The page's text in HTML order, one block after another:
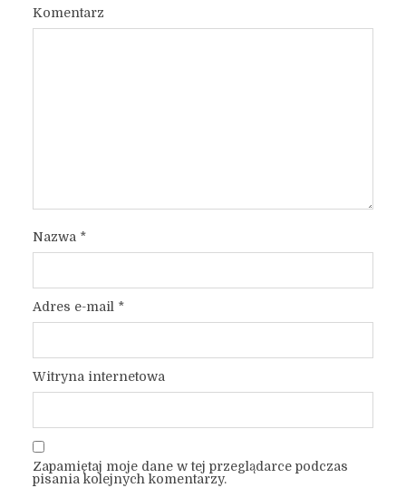
Komentarz
Nazwa *
Adres e-mail *
Witryna internetowa
Zapamiętaj moje dane w tej przeglądarce podczas
pisania kolejnych komentarzy.